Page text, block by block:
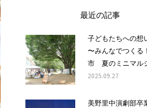
最近の記事
子どもたちへの想
〜みんなでつくる
市 夏のミニマル
2025.09.27
美野里中演劇部卒